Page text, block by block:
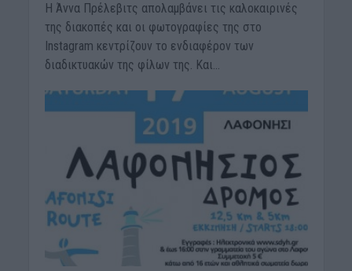
Η Άννα Πρέλεβιτς απολαμβάνει τις καλοκαιρινές
της διακοπές και οι φωτογραφίες της στο
Instagram κεντρίζουν το ενδιαφέρον των
διαδικτυακών της φίλων της. Και...